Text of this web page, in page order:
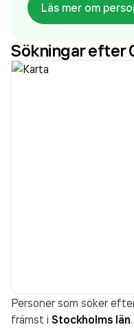
Läs mer om
Sökningar efter
Personer som söker
främst i Stockholms län.